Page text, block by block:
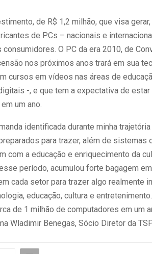
de R$ 1,2 milhão, que visa
de PCs – nacionais e
O PC da era 2010, de
nos próximos anos trará em sua
cursos em vídeos nas áreas de
-, e que tem a expectativa de estar
um ano.
identificada durante minha
para trazer, além de sistemas
com a educação e enriquecimento da
período, acumulou forte bagagem
cada setor para trazer algo realmente
educação, cultura e
de 1 milhão de computadores em um
Wladimir Benegas, Sócio Diretor da